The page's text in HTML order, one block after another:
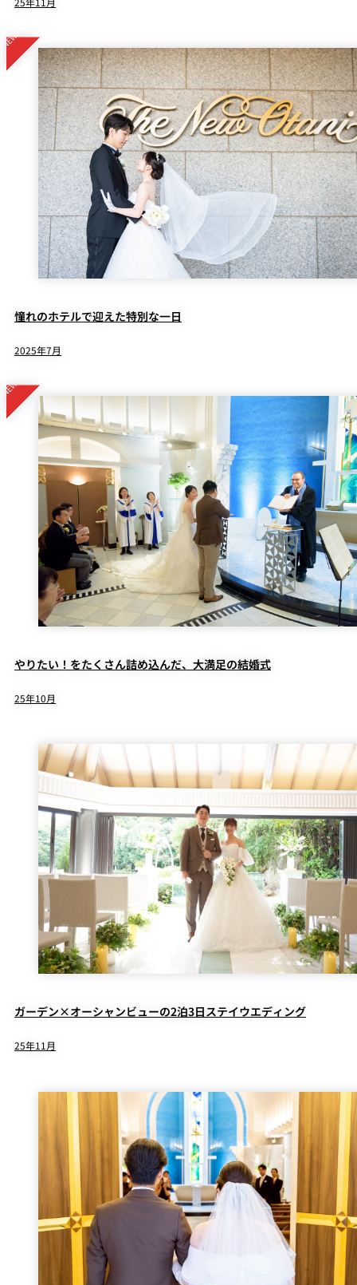
憧れのホテルで迎えた特別な一日
2025年7月
やりたい！をたくさん詰め込んだ、大満足の結婚式
25年10月
ガーデン×オーシャンビューの2泊3日ステイウエディング
25年11月